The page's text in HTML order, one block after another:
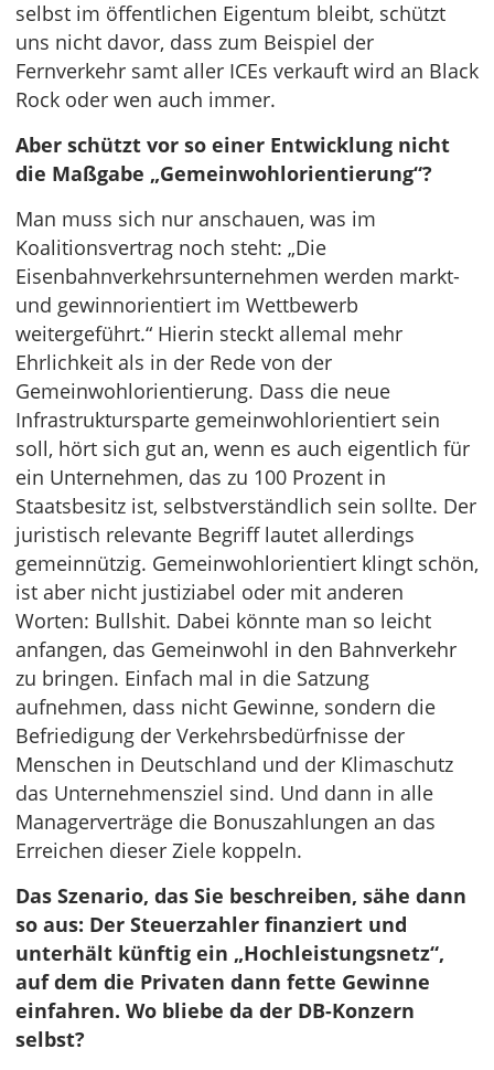
selbst im öffentlichen Eigentum bleibt, schützt
uns nicht davor, dass zum Beispiel der
Fernverkehr samt aller ICEs verkauft wird an Black
Rock oder wen auch immer.
Aber schützt vor so einer Entwicklung nicht
die Maßgabe „Gemeinwohlorientierung“?
Man muss sich nur anschauen, was im
Koalitionsvertrag noch steht: „Die
Eisenbahnverkehrsunternehmen werden markt-
und gewinnorientiert im Wettbewerb
weitergeführt.“ Hierin steckt allemal mehr
Ehrlichkeit als in der Rede von der
Gemeinwohlorientierung. Dass die neue
Infrastruktursparte gemeinwohlorientiert sein
soll, hört sich gut an, wenn es auch eigentlich für
ein Unternehmen, das zu 100 Prozent in
Staatsbesitz ist, selbstverständlich sein sollte. Der
juristisch relevante Begriff lautet allerdings
gemeinnützig. Gemeinwohlorientiert klingt schön,
ist aber nicht justiziabel oder mit anderen
Worten: Bullshit. Dabei könnte man so leicht
anfangen, das Gemeinwohl in den Bahnverkehr
zu bringen. Einfach mal in die Satzung
aufnehmen, dass nicht Gewinne, sondern die
Befriedigung der Verkehrsbedürfnisse der
Menschen in Deutschland und der Klimaschutz
das Unternehmensziel sind. Und dann in alle
Managerverträge die Bonuszahlungen an das
Erreichen dieser Ziele koppeln.
Das Szenario, das Sie beschreiben, sähe dann
so aus: Der Steuerzahler finanziert und
unterhält künftig ein „Hochleistungsnetz“,
auf dem die Privaten dann fette Gewinne
einfahren. Wo bliebe da der DB-Konzern
selbst?